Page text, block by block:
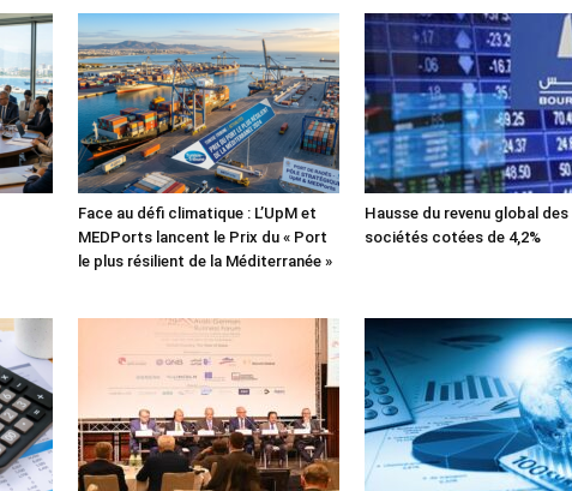
Face au défi climatique : L’UpM et
MEDPorts lancent le Prix du « Port
le plus résilient de la Méditerranée »
Hausse du revenu global des
sociétés cotées de 4,2%